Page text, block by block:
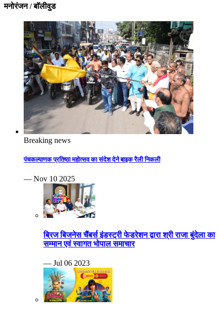
मनोरंजन / बॉलीवुड
Breaking news
पंचकल्याणक प्रतिष्ठा महोत्सव का संदेश देने बाइक रैली निकली
— Nov 10 2025
ब्रिज बिजनेस चैंबर्स इंडस्ट्री फेडरेशन द्वारा श्री राजा बुंदेला का
सम्मान एवं स्वागत भोपाल समाचार
— Jul 06 2023